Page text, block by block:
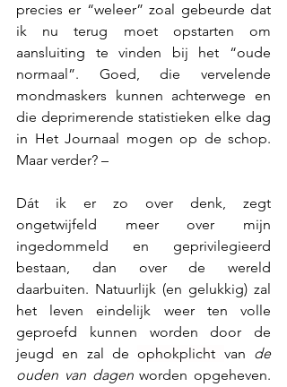
precies er “weleer” zoal gebeurde dat
ik nu terug moet opstarten om
aansluiting te vinden bij het “oude
normaal”. Goed, die vervelende
mondmaskers kunnen achterwege en
die deprimerende statistieken elke dag
in Het Journaal mogen op de schop.
Maar verder? –
Dát ik er zo over denk, zegt
ongetwijfeld meer over mijn
ingedommeld en geprivilegieerd
bestaan, dan over de wereld
daarbuiten. Natuurlijk (en gelukkig) zal
het leven eindelijk weer ten volle
geproefd kunnen worden door de
jeugd en zal de ophokplicht van de
ouden van dagen worden opgeheven.